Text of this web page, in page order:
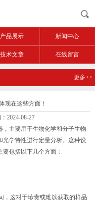
产品展示 新闻中心
技术文章 在线留言
更多>>
现在这些方面！
2024-08-27
主要用于生物化学和分子生物
光学特性进行定量分析。这种设
包括以下几个方面：
这对于珍贵或难以获取的样品